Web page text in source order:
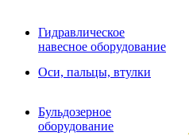
Гидравлическое
навесное оборудование
Оси, пальцы, втулки
Бульдозерное
оборудование